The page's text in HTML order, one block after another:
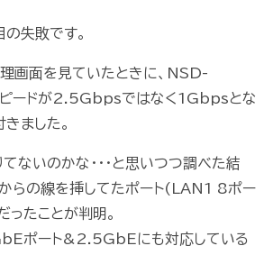
失敗です。
画面を見ていたときに、NSD-
ードが2.5Gbpsではなく1Gbpsとな
ました。
ないのかな・・・と思いつつ調べた結
の線を挿してたポート(LAN1 8ポー
たことが判明。
ポート&2.5GbEにも対応している